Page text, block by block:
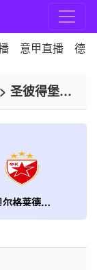
意甲直播 德
圣彼得堡泽
贝尔格莱德红星